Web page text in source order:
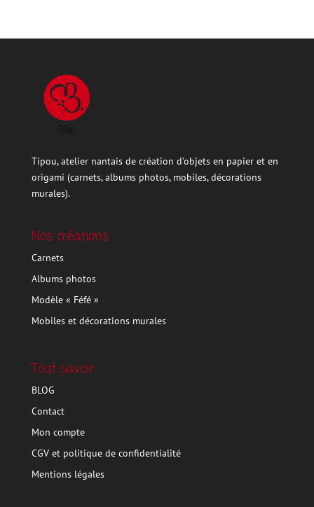
Tipou, atelier nantais de création d’objets en papier et en
origami (carnets, albums photos, mobiles, décorations
murales).
Nos créations
Carnets
Albums photos
Modèle « Féfé »
Mobiles et décorations murales
Tout savoir
BLOG
Contact
Mon compte
CGV et politique de confidentialité
Mentions légales